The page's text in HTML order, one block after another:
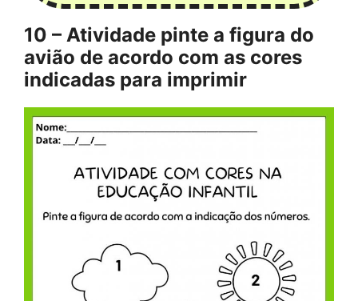
10 – Atividade pinte a figura do
avião de acordo com as cores
indicadas para imprimir